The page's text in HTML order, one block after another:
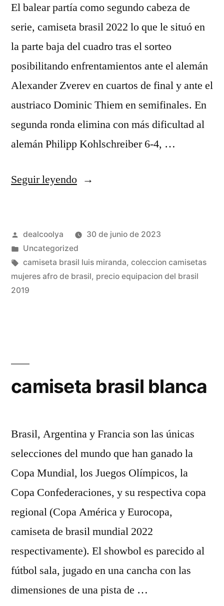
El balear partía como segundo cabeza de
serie, camiseta brasil 2022 lo que le situó en
la parte baja del cuadro tras el sorteo
posibilitando enfrentamientos ante el alemán
Alexander Zverev en cuartos de final y ante el
austriaco Dominic Thiem en semifinales. En
segunda ronda elimina con más dificultad al
alemán Philipp Kohlschreiber 6-4, …
Seguir leyendo«camisetas
de
brasil
por
Publicado
por
dealcoolya
30 de junio de 2023
Publicado
en
Uncategorized
Etiquetas:
camiseta brasil luis miranda, coleccion camisetas
mujeres afro de brasil, precio equipacion del brasil
2019
camiseta brasil blanca
Brasil, Argentina y Francia son las únicas
selecciones del mundo que han ganado la
Copa Mundial, los Juegos Olímpicos, la
Copa Confederaciones, y su respectiva copa
regional (Copa América y Eurocopa,
camiseta de brasil mundial 2022
respectivamente). El showbol es parecido al
fútbol sala, jugado en una cancha con las
dimensiones de una pista de …